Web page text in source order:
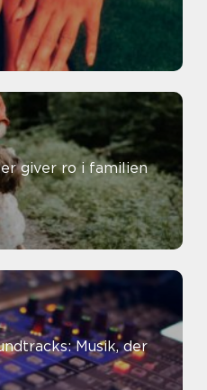
giver ro i familien
Musik, der